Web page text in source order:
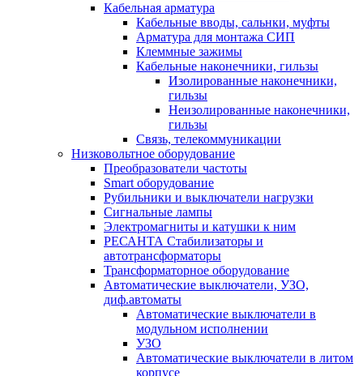
Кабельная арматура
Кабельные вводы, сальнки, муфты
Арматура для монтажа СИП
Клеммные зажимы
Кабельные наконечники, гильзы
Изолированные наконечники,
гильзы
Неизолированные наконечники,
гильзы
Связь, телекоммуникации
Низковольтное оборудование
Преобразователи частоты
Smart оборудование
Рубильники и выключатели нагрузки
Сигнальные лампы
Электромагниты и катушки к ним
РЕСАНТА Стабилизаторы и
автотрансформаторы
Трансформаторное оборудование
Автоматические выключатели, УЗО,
диф.автоматы
Автоматические выключатели в
модульном исполнении
УЗО
Автоматические выключатели в литом
корпусе